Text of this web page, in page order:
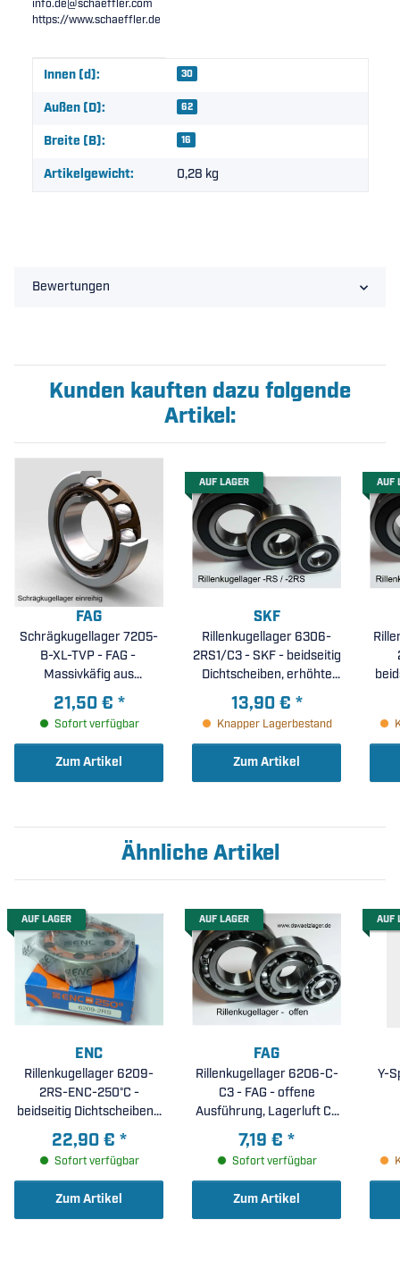
info.de@schaeffler.com
https://www.schaeffler.de
Produkteigenschaft
Wert
Innen (d): 30
Außen (D): 62
Breite (B): 16
Artikelgewicht: 0,28 kg
Bewertungen
Kunden kauften dazu folgende
Artikel:
FAG
Schrägkugellager 7205-
B-XL-TVP - FAG -
Massivkäfig aus
glasfaserverstärktem
Polyamid,
Berührungswinkel 40°, X-
life ( 25x52x15mm )
21,50 € *
Sofort verfügbar
Zum Artikel
AUF LAGER
SKF
Rillenkugellager 6306-
2RS1/C3 - SKF - beidseitig
Dichtscheiben, erhöhte
radiale Lagerluft C3 (
30x72x19mm )
13,90 € *
Knapper Lagerbestand
Zum Artikel
AUF
Ähnliche Artikel
AUF LAGER
ENC
Rillenkugellager 6209-
2RS-ENC-250°C -
beidseitig Dichtscheiben (
45x85x19mm )
22,90 € *
Sofort verfügbar
Zum Artikel
AUF LAGER
FAG
Rillenkugellager 6206-C-
C3 - FAG - offene
Ausführung, Lagerluft C3
( 30x62x16mm )
7,19 € *
Sofort verfügbar
Zum Artikel
AUF
Y-